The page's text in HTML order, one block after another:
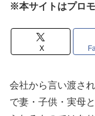
※本サイトはプロ
X
会社から言い渡さ
で妻・子供・実母